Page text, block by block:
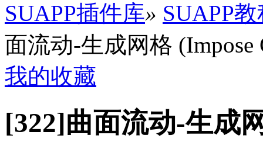
SUAPP插件库» SUAPP
面流动-生成网格 (Impose
我的收藏
[322]曲面流动-生成